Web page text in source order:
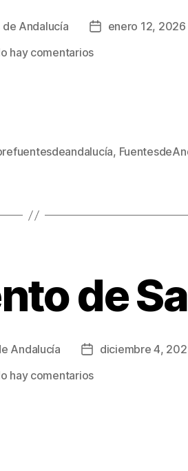
Andalucía
enero 12, 2026
hay comentarios
,
de
Andalucía
diciembre 4,
hay comentarios